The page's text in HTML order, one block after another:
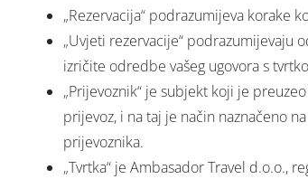
„Rezervacija“ podrazumijeva korake
„Uvjeti rezervacije“
izričite odredbe vašeg ugovora s
„Prijevoznik“ je subjekt koji je
prijevoz, i na taj je način naznačeno
prijevoznika.
„Tvrtka“ je Ambasador Travel d.o.o.,